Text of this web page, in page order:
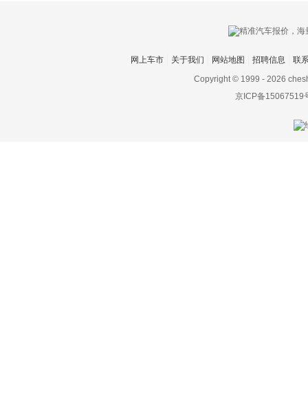
网上车市 关于我们 网站地图 招聘信息
联
Copyright © 1999 - 2026
京ICP备15067519